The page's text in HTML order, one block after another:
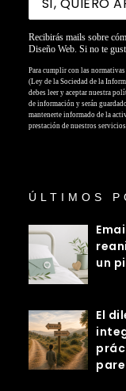
Recibirás mails sobre
Diseño Web. Si no te
Para cumplir con las
(Ley de la Sociedad de la
debes leer y aceptar nuestra
de información y serán
mantenerte informado de la
prestación de nuestros
ÚLTIMOS
un
El